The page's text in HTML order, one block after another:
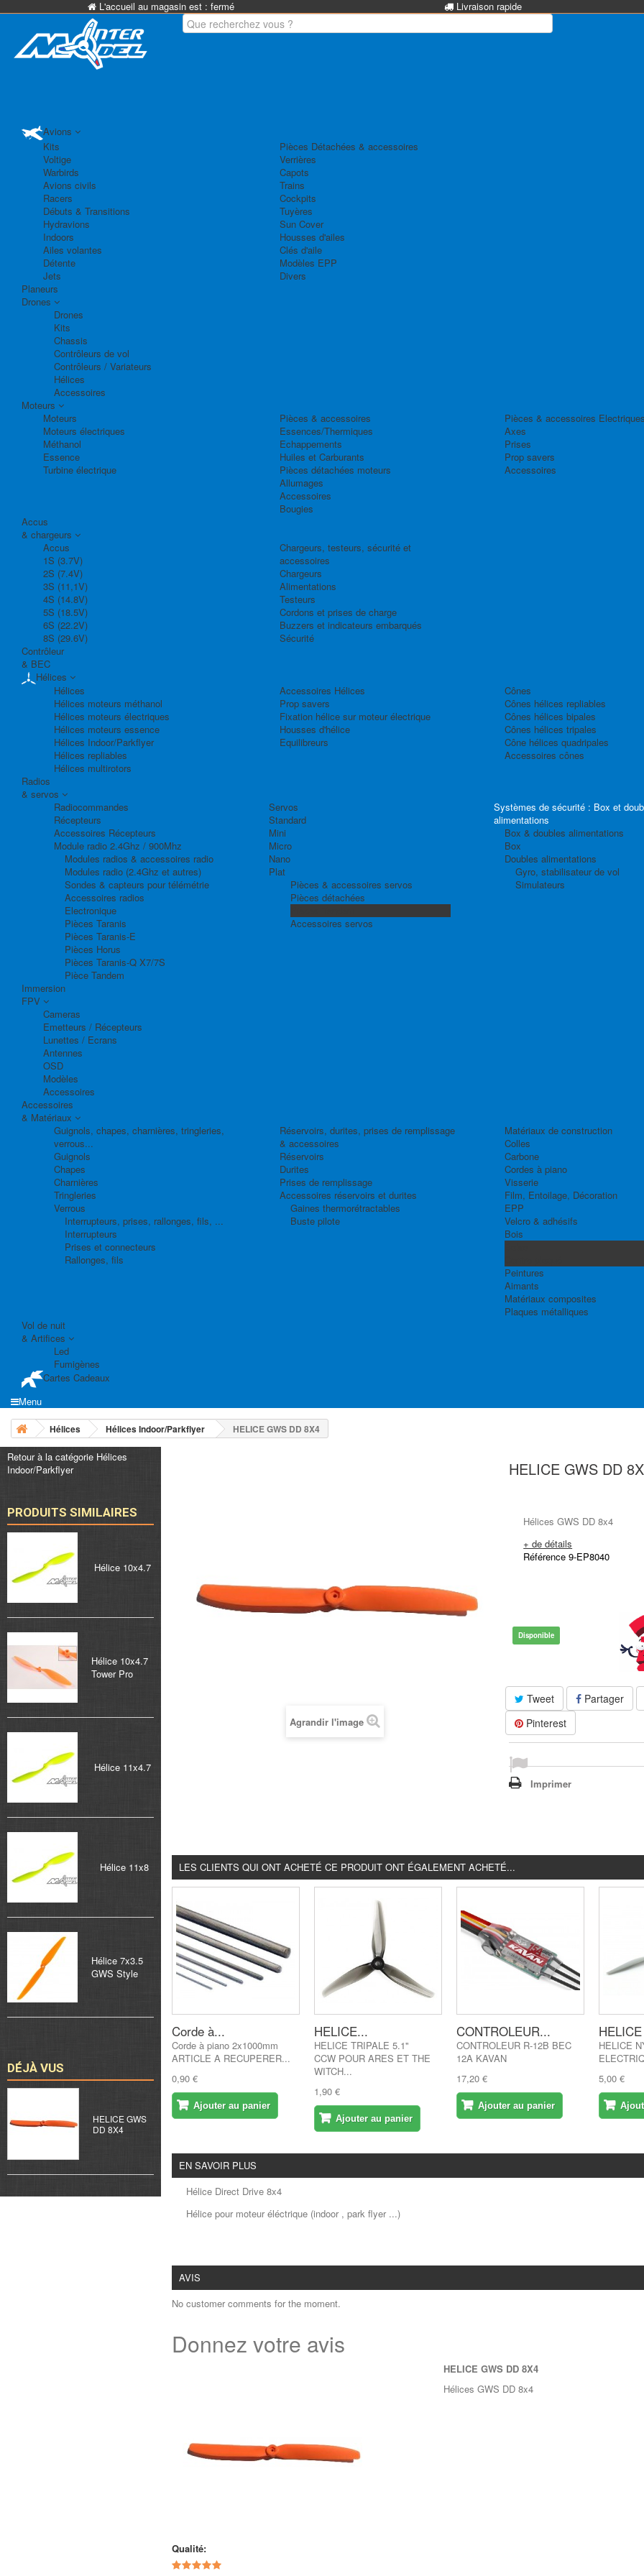
L'accueil au magasin est : fermé Livraison rapide
Avions
Kits
Voltige
Warbirds
Avions civils
Racers
Débuts & Transitions
Hydravions
Indoors
Ailes volantes
Détente
Jets
Pièces Détachées & accessoires
Verrières
Capots
Trains
Cockpits
Tuyères
Sun Cover
Housses d'ailes
Clés d'aile
Modèles EPP
Divers
Planeurs
Drones
Drones
Kits
Chassis
Contrôleurs de vol
Contrôleurs / Variateurs
Hélices
Accessoires
Moteurs
Moteurs
Moteurs électriques
Méthanol
Essence
Turbine électrique
Pièces & accessoires
Essences/Thermiques
Echappements
Huiles et Carburants
Pièces détachées moteurs
Allumages
Accessoires
Bougies
Pièces & accessoires
Axes
Prises
Prop savers
Accessoires
Accus
& chargeurs
Accus
1S (3.7V)
2S (7.4V)
3S (11,1V)
4S (14.8V)
5S (18.5V)
6S (22.2V)
8S (29.6V)
Chargeurs, testeurs, sécurité et
accessoires
Chargeurs
Alimentations
Testeurs
Cordons et prises de charge
Buzzers et indicateurs embarqués
Sécurité
Contrôleur
& BEC
Hélices
Hélices
Hélices moteurs méthanol
Hélices moteurs électriques
Hélices moteurs essence
Hélices Indoor/Parkflyer
Hélices repliables
Hélices multirotors
Accessoires Hélices
Prop savers
Fixation hélice sur moteur électrique
Housses d'hélice
Equilibreurs
Cônes
Cônes hélices repliables
Cônes hélices bipales
Cônes hélices tripales
Cône hélices quadripales
Accessoires cônes
Radios
& servos
Radiocommandes
Récepteurs
Accessoires Récepteurs
Module radio 2.4Ghz / 900Mhz
Modules radios & accessoires radio
Modules radio (2.4Ghz et autres)
Sondes & capteurs pour télémétrie
Accessoires radios
Electronique
Pièces Taranis
Pièces Taranis-E
Pièces Horus
Pièces Taranis-Q X7/7S
Pièce Tandem
Servos
Standard
Mini
Micro
Nano
Plat
Pièces & accessoires servos
Pièces détachées
Accessoires servos
Systèmes de sécurité : Box et
alimentations
Box & doubles alimentations
Box
Doubles alimentations
Gyro, stabilisateur de vol
Simulateurs
Immersion
FPV
Cameras
Emetteurs / Récepteurs
Lunettes / Ecrans
Antennes
OSD
Modèles
Accessoires
Accessoires
& Matériaux
Guignols, chapes, charnières, tringleries,
verrous...
Guignols
Chapes
Charnières
Tringleries
Verrous
Interrupteurs, prises, rallonges, fils, ...
Interrupteurs
Prises et connecteurs
Rallonges, fils
Réservoirs, durites, prises de remplissage
& accessoires
Réservoirs
Durites
Prises de remplissage
Accessoires réservoirs et durites
Gaines thermorétractables
Buste pilote
Matériaux de construction
Colles
Carbone
Cordes à piano
Visserie
Film, Entoilage, Décoration
EPP
Velcro & adhésifs
Bois
Peintures
Aimants
Matériaux composites
Plaques métalliques
Vol de nuit
& Artifices
Led
Fumigènes
Cartes Cadeaux
Menu
Hélices Hélices Indoor/Parkflyer HELICE GWS DD 8X4
Retour à la catégorie Hélices
Indoor/Parkflyer
PRODUITS SIMILAIRES
Hélice 10x4.7
Hélice 10x4.7
Tower Pro
Hélice 11x4.7
Hélice 11x8
Hélice 7x3.5
GWS Style
DÉJÀ VUS
HELICE GWS
DD 8X4
Agrandir l'image
HELICE GWS DD
Hélices GWS DD 8x4
+ de détails
Référence 9-EP8040
Disponible
Tweet
Partager
Pinterest
Imprimer
LES CLIENTS QUI ONT ACHETÉ CE PRODUIT ONT ÉGALEMENT ACHETÉ...
Corde à...
Corde à piano 2x1000mm
ARTICLE A RECUPERER...
0,90 €
Ajouter au panier
HELICE...
HELICE TRIPALE 5.1"
CCW POUR ARES ET THE
WITCH...
1,90 €
Ajouter au panier
CONTROLEUR...
CONTROLEUR R-12B BEC
12A KAVAN
17,20 €
Ajouter au panier
HELICE
5,00 €
EN SAVOIR PLUS
Hélice Direct Drive 8x4
Hélice pour moteur éléctrique (indoor , park flyer ...)
AVIS
No customer comments for the moment.
Donnez votre avis
HELICE GWS DD 8X4
Hélices GWS DD 8x4
Qualité: